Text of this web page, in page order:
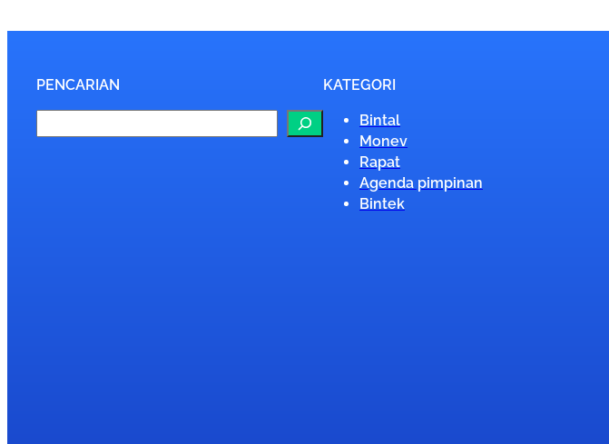
PENCARIAN
e
KATEGORI
Bintal
Monev
Rapat
Agenda pimpinan
Bintek